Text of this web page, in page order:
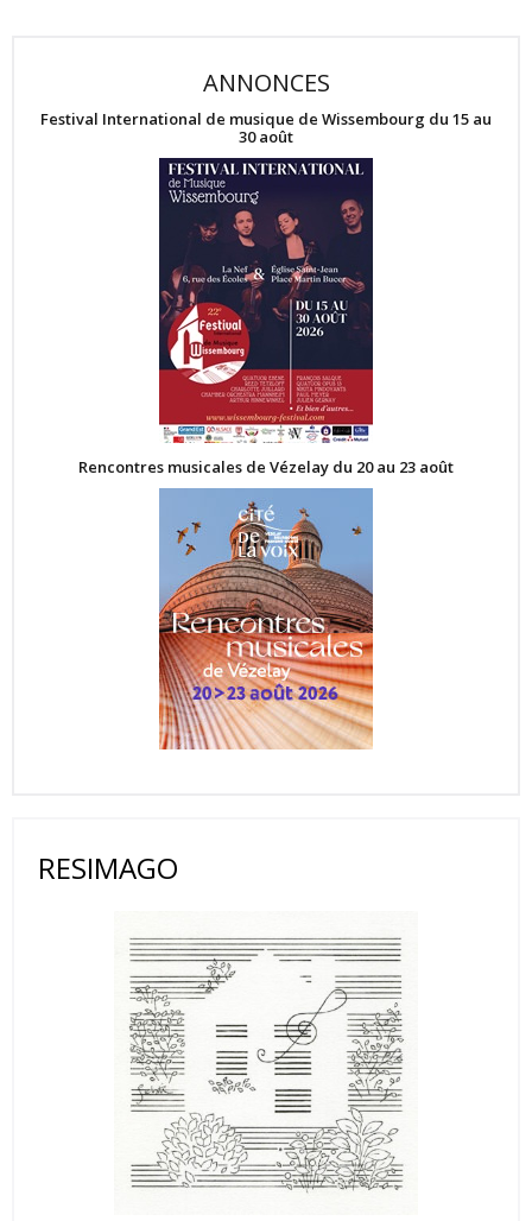
ANNONCES
Festival International de musique de Wissembourg du 15 au
30 août
Rencontres musicales de Vézelay du 20 au 23 août
RESIMAGO